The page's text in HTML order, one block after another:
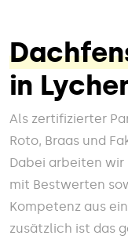
in
Als zertifizierter
Roto, Braas und
Dabei arbeiten wir
mit Bestwerten
Kompetenz aus
zusätzlich ist das